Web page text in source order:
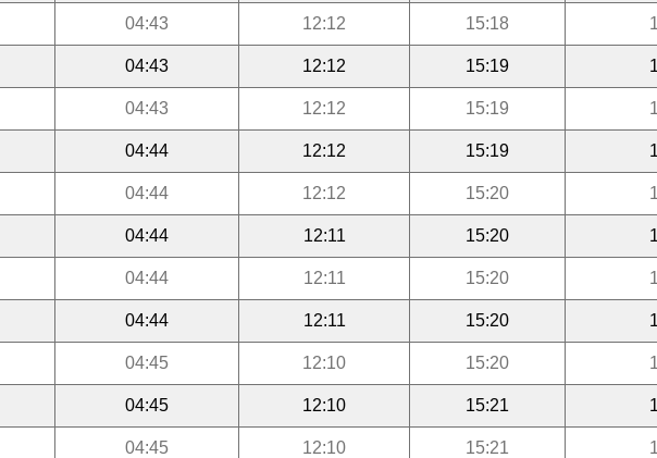
04:43 12:12 15:18
04:43 12:12 15:19
04:43 12:12 15:19
04:44 12:12 15:19
04:44 12:12 15:20
04:44 12:11 15:20
04:44 12:11 15:20
04:44 12:11 15:20
04:45 12:10 15:20
04:45 12:10 15:21
04:45 12:10 15:21